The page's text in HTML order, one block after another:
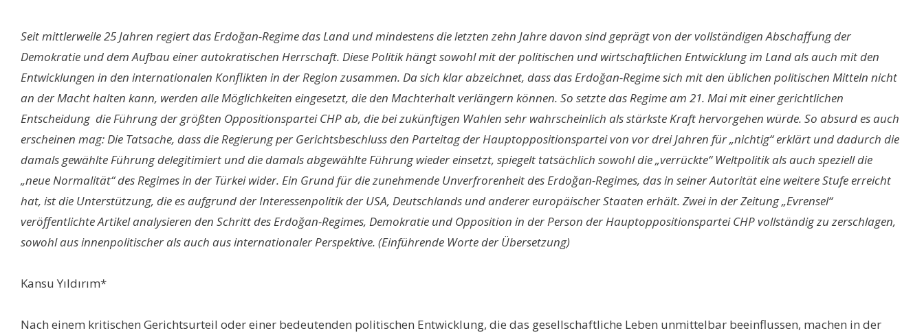
Seit mittlerweile 25 Jahren regiert das Erdoğan-Regime das Land und mindestens die letzten zehn Jahre davon sind geprägt von der vollständigen Abschaffung der
Demokratie und dem Aufbau einer autokratischen Herrschaft. Diese Politik hängt sowohl mit der politischen und wirtschaftlichen Entwicklung im Land als auch mit den
Entwicklungen in den internationalen Konflikten in der Region zusammen. Da sich klar abzeichnet, dass das Erdoğan-Regime sich mit den üblichen politischen Mitteln nicht
an der Macht halten kann, werden alle Möglichkeiten eingesetzt, die den Machterhalt verlängern können. So setzte das Regime am 21. Mai mit einer gerichtlichen
Entscheidung die Führung der größten Oppositionspartei CHP ab, die bei zukünftigen Wahlen sehr wahrscheinlich als stärkste Kraft hervorgehen würde. So absurd es auch
erscheinen mag: Die Tatsache, dass die Regierung per Gerichtsbeschluss den Parteitag der Hauptoppositionspartei von vor drei Jahren für „nichtig“ erklärt und dadurch die
damals gewählte Führung delegitimiert und die damals abgewählte Führung wieder einsetzt, spiegelt tatsächlich sowohl die „verrückte“ Weltpolitik als auch speziell die
„neue Normalität“ des Regimes in der Türkei wider. Ein Grund für die zunehmende Unverfrorenheit des Erdoğan-Regimes, das in seiner Autorität eine weitere Stufe erreicht
hat, ist die Unterstützung, die es aufgrund der Interessenpolitik der USA, Deutschlands und anderer europäischer Staaten erhält. Zwei in der Zeitung „Evrensel“
veröffentlichte Artikel analysieren den Schritt des Erdoğan-Regimes, Demokratie und Opposition in der Person der Hauptoppositionspartei CHP vollständig zu zerschlagen,
sowohl aus innenpolitischer als auch aus internationaler Perspektive. (Einführende Worte der Übersetzung)
Kansu Yıldırım*
Nach einem kritischen Gerichtsurteil oder einer bedeutenden politischen Entwicklung, die das gesellschaftliche Leben unmittelbar beeinflussen, machen in der